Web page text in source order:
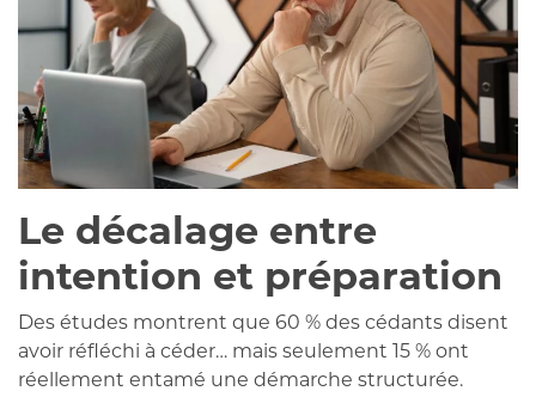
Le décalage entre
intention et préparation
Des études montrent que 60 % des cédants disent
avoir réfléchi à céder… mais seulement 15 % ont
réellement entamé une démarche structurée.